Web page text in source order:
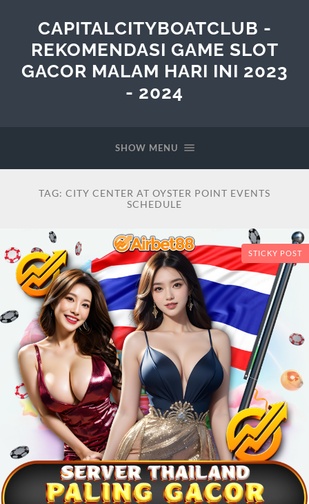
CAPITALCITYBOATCLUB -
REKOMENDASI GAME SLOT
GACOR MALAM HARI INI 2023
- 2024
SHOW MENU
TAG: CITY CENTER AT OYSTER POINT EVENTS
SCHEDULE
STICKY POST